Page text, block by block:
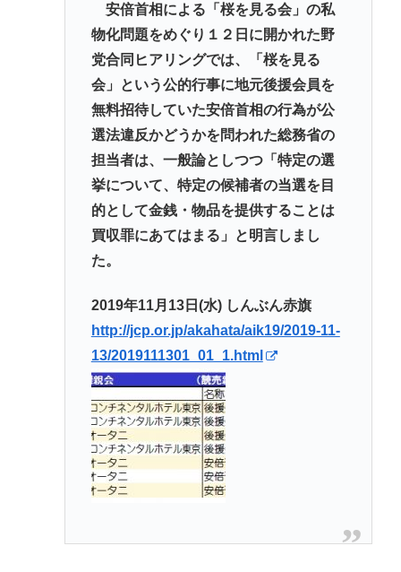
安倍首相による「桜を見る会」の私
物化問題をめぐり１２日に開かれた野
党合同ヒアリングでは、「桜を見る
会」という公的行事に地元後援会員を
無料招待していた安倍首相の行為が公
選法違反かどうかを問われた総務省の
担当者は、一般論としつつ「特定の選
挙について、特定の候補者の当選を目
的として金銭・物品を提供することは
買収罪にあてはまる」と明言しまし
た。
2019年11月13日(水) しんぶん赤旗
http://jcp.or.jp/akahata/aik19/2019-11-
13/2019111301_01_1.html